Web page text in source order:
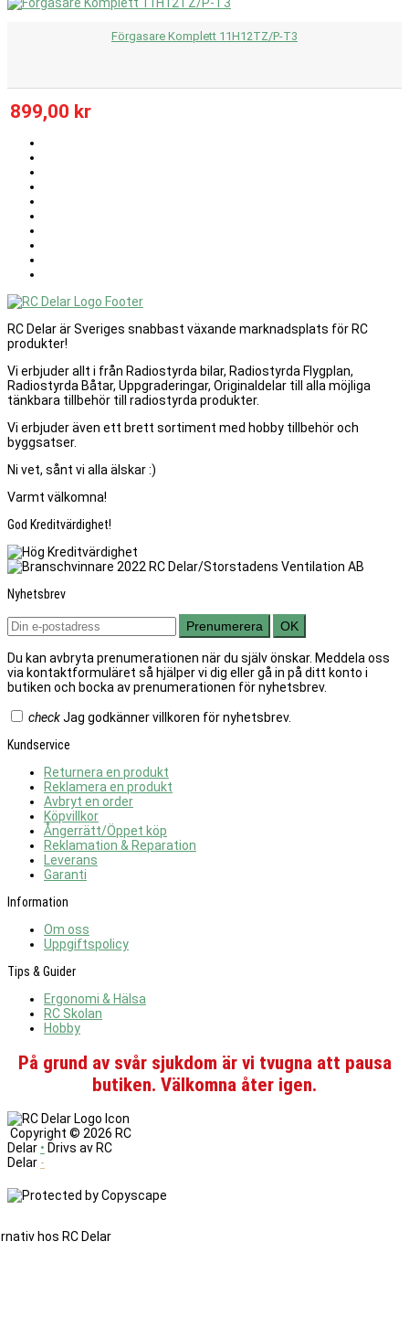
Förgasare Komplett 11H12TZ/P-T3
899,00 kr
RC Delar är Sveriges snabbast växande marknadsplats för RC
produkter!
Vi erbjuder allt i från Radiostyrda bilar, Radiostyrda Flygplan,
Radiostyrda Båtar, Uppgraderingar, Originaldelar till alla möjliga
tänkbara tillbehör till radiostyrda produkter.
Vi erbjuder även ett brett sortiment med hobby tillbehör och
byggsatser.
Ni vet, sånt vi alla älskar :)
Varmt välkomna!
God Kreditvärdighet!
Nyhetsbrev
Prenumerera OK
Du kan avbryta prenumerationen när du själv önskar. Meddela oss
via kontaktformuläret så hjälper vi dig eller gå in på ditt konto i
butiken och bocka av prenumerationen för nyhetsbrev.
checkJag godkänner villkoren för nyhetsbrev.
Kundservice
Returnera en produkt
Reklamera en produkt
Avbryt en order
Köpvillkor
Ångerrätt/Öppet köp
Reklamation & Reparation
Leverans
Garanti
Information
Om oss
Uppgiftspolicy
Tips & Guider
Ergonomi & Hälsa
RC Skolan
Hobby
På grund av svår sjukdom är vi tvugna att pausa
butiken. Välkomna åter igen.
Copyright © 2026 RC
Delar • Drivs av RC
Delar -